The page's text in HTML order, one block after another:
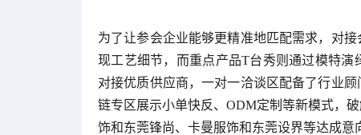
为了让参会企业能够更精准地匹配需求，对
现工艺细节，而重点产品T台秀则通过模特
对接优质供应商，一对一洽谈区配备了行业
链专区展示小单快反、ODM定制等新模式，
饰和东莞锋尚、卡曼服饰和东莞设界等达成意